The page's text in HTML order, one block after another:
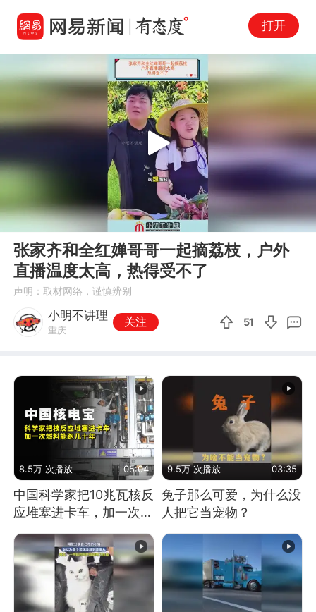
打开
00:00 00:41
Play
张家齐和全红婵哥哥一起摘荔枝，户外
直播温度太高，热得受不了
声明：取材网络，谨慎辨别
小明不讲理
重庆
关注 51
8.5万 次播放 05:04
中国科学家把10兆瓦核反
应堆塞进卡车，加一次燃
9.5万 次播放 03:35
兔子那么可爱，为什么没
人把它当宠物？